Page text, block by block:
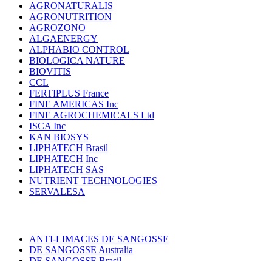
AGRONATURALIS
AGRONUTRITION
AGROZONO
ALGAENERGY
ALPHABIO CONTROL
BIOLOGICA NATURE
BIOVITIS
CCL
FERTIPLUS France
FINE AMERICAS Inc
FINE AGROCHEMICALS Ltd
ISCA Inc
KAN BIOSYS
LIPHATECH Brasil
LIPHATECH Inc
LIPHATECH SAS
NUTRIENT TECHNOLOGIES
SERVALESA
ANTI-LIMACES DE SANGOSSE
DE SANGOSSE Australia